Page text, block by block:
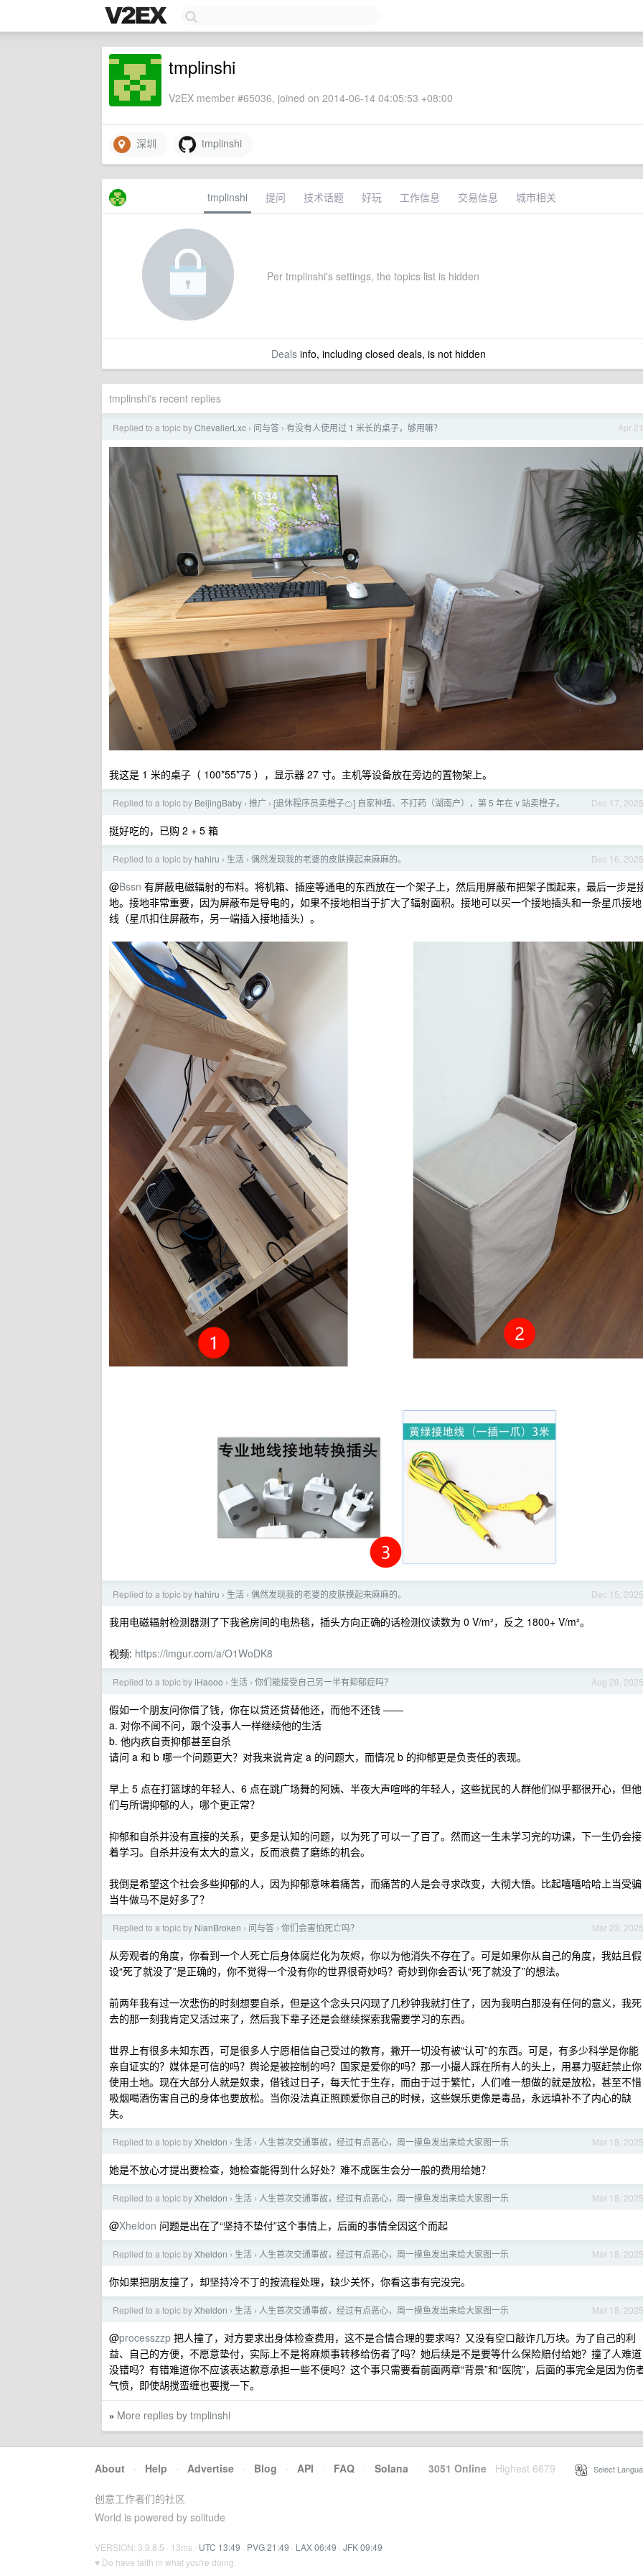
tmplinshi
V2EX member #65036, joined on 2014-06-14 04:05:53 +08:00
深圳 tmplinshi
tmplinshi 提问 技术话题 好玩 工作信息 交易信息 城市相关
Per tmplinshi's settings, the topics list is hidden
Dealsinfo, including closed deals, is not hidden
tmplinshi's recent replies
Apr 21
Replied to a topic byChevalierLxc › 问与答 › 有没有人使用过 1 米长的桌子，够用嘛？
我这是 1 米的桌子（ 100*55*75 ），显示器 27 寸。主机等设备放在旁边的置物架上。
Dec 17, 2025
Replied to a topic by BeijingBaby › 推广 › [退休程序员卖橙子🍊] 自家种植、不打药（湖南产），第 5 年在 v 站卖橙子。
挺好吃的，已购 2 + 5 箱
Dec 16, 2025
Replied to a topic by hahiru › 生活 › 偶然发现我的老婆的皮肤摸起来麻麻的。
@Bssn 有屏蔽电磁辐射的布料。将机箱、插座等通电的东西放在一个架子上，然后用屏蔽布把架子围起来，最后一步是
地。接地非常重要，因为屏蔽布是导电的，如果不接地相当于扩大了辐射面积。接地可以买一个接地插头和一条星爪接地
线（星爪扣住屏蔽布，另一端插入接地插头）。
Dec 15, 2025
Replied to a topic by hahiru › 生活 › 偶然发现我的老婆的皮肤摸起来麻麻的。
我用电磁辐射检测器测了下我爸房间的电热毯，插头方向正确的话检测仪读数为 0 V/m²，反之 1800+ V/m²。
视频: https://imgur.com/a/O1WoDK8
Aug 28, 2025
Replied to a topic byiHaooo › 生活 › 你们能接受自己另一半有抑郁症吗？
假如一个朋友问你借了钱，你在以贷还贷替他还，而他不还钱 ——
a. 对你不闻不问，跟个没事人一样继续他的生活
b. 他内疚自责抑郁甚至自杀
请问 a 和 b 哪一个问题更大？对我来说肯定 a 的问题大，而情况 b 的抑郁更是负责任的表现。
早上 5 点在打篮球的年轻人、6 点在跳广场舞的阿姨、半夜大声喧哗的年轻人，这些扰民的人群他们似乎都很开心，但他
们与所谓抑郁的人，哪个更正常？
抑郁和自杀并没有直接的关系，更多是认知的问题，以为死了可以一了百了。然而这一生未学习完的功课，下一生仍会接
着学习。自杀并没有太大的意义，反而浪费了磨练的机会。
我倒是希望这个社会多些抑郁的人，因为抑郁意味着痛苦，而痛苦的人是会寻求改变，大彻大悟。比起嘻嘻哈哈上当受骗
当牛做马不是好多了？
Mar 23, 2025
Replied to a topic by NianBroken › 问与答 › 你们会害怕死亡吗？
从旁观者的角度，你看到一个人死亡后身体腐烂化为灰烬，你以为他消失不存在了。可是如果你从自己的角度，我姑且假
设“死了就没了”是正确的，你不觉得一个没有你的世界很奇妙吗？奇妙到你会否认“死了就没了”的想法。
前两年我有过一次悲伤的时刻想要自杀，但是这个念头只闪现了几秒钟我就打住了，因为我明白那没有任何的意义，我死
去的那一刻我肯定又活过来了，然后我下辈子还是会继续探索我需要学习的东西。
世界上有很多未知东西，可是很多人宁愿相信自己受过的教育，撇开一切没有被“认可”的东西。可是，有多少科学是你能
亲自证实的？媒体是可信的吗？舆论是被控制的吗？国家是爱你的吗？那一小撮人踩在所有人的头上，用暴力驱赶禁止你
使用土地。现在大部分人就是奴隶，借钱过日子，每天忙于生存，而由于过于繁忙，人们唯一想做的就是放松，甚至不惜
吸烟喝酒伤害自己的身体也要放松。当你没法真正照顾爱你自己的时候，这些娱乐更像是毒品，永远填补不了内心的缺
失。
Mar 18, 2025
Replied to a topic byXheldon › 生活 › 人生首次交通事故，经过有点恶心，周一摸鱼发出来给大家图一乐
她是不放心才提出要检查，她检查能得到什么好处？难不成医生会分一般的费用给她？
Mar 18, 2025
Replied to a topic byXheldon › 生活 › 人生首次交通事故，经过有点恶心，周一摸鱼发出来给大家图一乐
@Xheldon 问题是出在了“坚持不垫付”这个事情上，后面的事情全因这个而起
Mar 18, 2025
Replied to a topic byXheldon › 生活 › 人生首次交通事故，经过有点恶心，周一摸鱼发出来给大家图一乐
你如果把朋友撞了，却坚持冷不丁的按流程处理，缺少关怀，你看这事有完没完。
Mar 18, 2025
Replied to a topic byXheldon › 生活 › 人生首次交通事故，经过有点恶心，周一摸鱼发出来给大家图一乐
@processzzp 把人撞了，对方要求出身体检查费用，这不是合情合理的要求吗？又没有空口敲诈几万块。为了自己的利
益、自己的方便，不愿意垫付，实际上不是将麻烦事转移给伤者了吗？她后续是不是要等什么保险赔付给她？撞了人难道
没错吗？有错难道你不应该表达歉意承担一些不便吗？这个事只需要看前面两章“背景”和“医院”，后面的事完全是因为伤
气愤，即使胡搅蛮缠也要搅一下。
» More replies by tmplinshi
About · Help · Advertise · Blog · API · FAQ · Solana · 3051 Online Highest 6679 Select
创意工作者们的社区
World is powered by solitude
VERSION: 3.9.8.5 · 13ms · UTC 13:49 · PVG 21:49 · LAX 06:49 · JFK 09:49
♥ Do have faith in what you're doing.